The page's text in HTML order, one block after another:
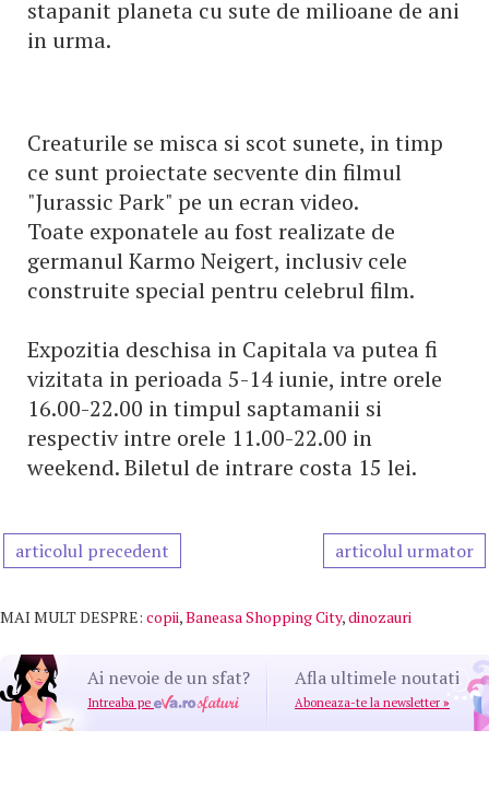
stapanit planeta cu sute de milioane de ani
in urma.
Creaturile se misca si scot sunete, in timp
ce sunt proiectate secvente din filmul
"Jurassic Park" pe un ecran video.
Toate exponatele au fost realizate de
germanul Karmo Neigert, inclusiv cele
construite special pentru celebrul film.
Expozitia deschisa in Capitala va putea fi
vizitata in perioada 5-14 iunie, intre orele
16.00-22.00 in timpul saptamanii si
respectiv intre orele 11.00-22.00 in
weekend. Biletul de intrare costa 15 lei.
articolul precedent articolul urmator
MAI MULT DESPRE: copii,Baneasa Shopping City,dinozauri
Ai nevoie de un sfat?
Intreaba pe
Afla ultimele noutati
Aboneaza-te la newsletter »